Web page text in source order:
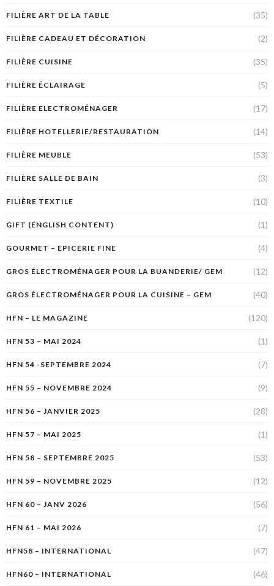
FILIÈRE ART DE LA TABLE (35)
FILIÈRE CADEAU ET DÉCORATION (2)
FILIÈRE CUISINE (35)
FILIÈRE ÉCLAIRAGE (5)
FILIÈRE ELECTROMÉNAGER (17)
FILIÈRE HOTELLERIE/RESTAURATION (14)
FILIÈRE MEUBLE (53)
FILIÈRE SALLE DE BAIN (3)
FILIÈRE TEXTILE (10)
GIFT (ENGLISH CONTENT) (1)
GOURMET – EPICERIE FINE (4)
GROS ÉLECTROMÉNAGER POUR LA BUANDERIE/ GEM (12)
GROS ÉLECTROMÉNAGER POUR LA CUISINE – GEM (40)
HFN – LE MAGAZINE (120)
HFN 53 – MAI 2024 (1)
HFN 54 -SEPTEMBRE 2024 (7)
HFN 55 – NOVEMBRE 2024 (9)
HFN 56 – JANVIER 2025 (28)
HFN 57 – MAI 2025 (1)
HFN 58 – SEPTEMBRE 2025 (53)
HFN 59 – NOVEMBRE 2025 (12)
HFN 60 – JANV 2026 (56)
HFN 61 – MAI 2026 (7)
HFN58 – INTERNATIONAL (47)
HFN60 – INTERNATIONAL (46)